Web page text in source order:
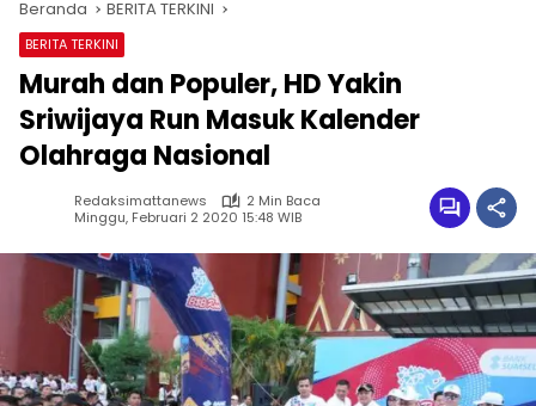
Beranda BERITA TERKINI
BERITA TERKINI
Murah dan Populer, HD Yakin
Sriwijaya Run Masuk Kalender
Olahraga Nasional
Redaksimattanews
2 Min Baca
Minggu, Februari 2 2020 15:48 WIB